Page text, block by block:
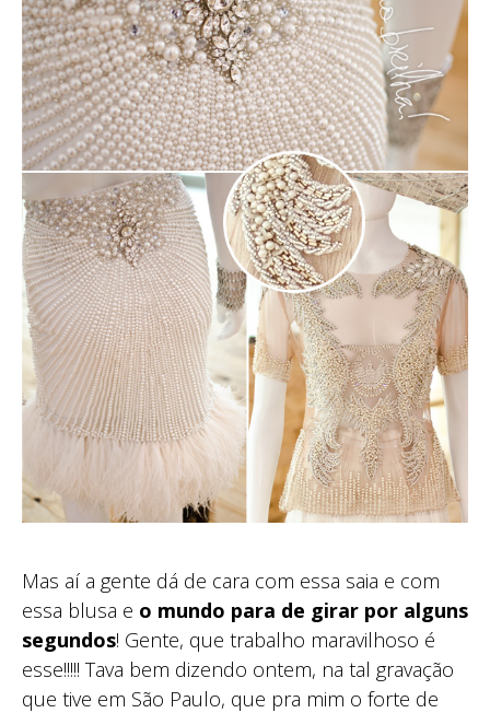
Mas aí a gente dá de cara com essa saia e com
essa blusa e o mundo para de girar por alguns
segundos! Gente, que trabalho maravilhoso é
esse!!!!! Tava bem dizendo ontem, na tal gravação
que tive em São Paulo, que pra mim o forte de